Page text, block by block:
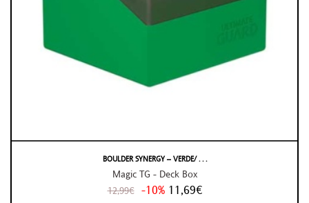
BOULDER SYNERGY – VERDE/ . . .
Magic TG - Deck Box
12,99€ -10% 11,69€